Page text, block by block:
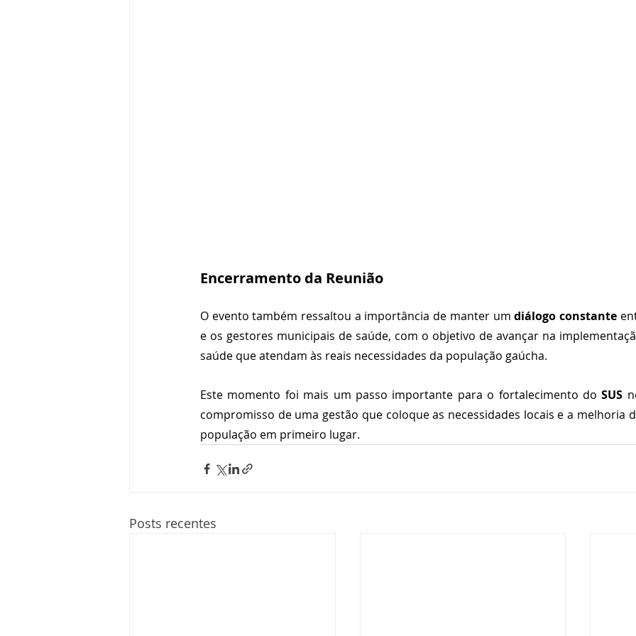
Encerramento da Reunião
O evento também ressaltou a importância de manter um diálogo constante
e os gestores municipais de saúde, com o objetivo de avançar na
saúde que atendam às reais necessidades da população gaúcha.
Este momento foi mais um passo importante para o fortalecimento do SUS
compromisso de uma gestão que coloque as necessidades locais e a melhoria
população em primeiro lugar.
Posts recentes